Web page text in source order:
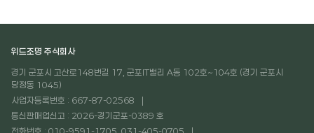
위드조명 주식회사
경기 군포시 고산로148번길 17, 군포IT밸리 A동 102호~104호 (경기 군포시
당정동 1045)
사업자등록번호 : 667-87-02568
통신판매업신고 : 2026-경기군포-0389 호